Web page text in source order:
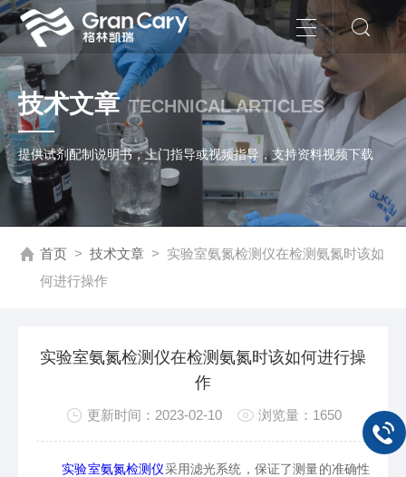
技术文章 TECHNICAL ARTICLES
提供试剂配制说明书，上门指导或视频指导，支持资料视频下载
首页 > 技术文章 > 实验室氨氮检测仪在检测氨氮时该如
何进行操作
实验室氨氮检测仪在检测氨氮时该如何进行操
作
更新时间：2023-02-10 浏览量：1650
实验室氨氮检测仪采用滤光系统，保证了测量的准确性